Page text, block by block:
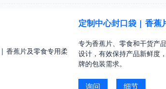
定制中心封口袋 | 香蕉
专为香蕉片、零食和干货产
设计，有效保持产品新鲜度
牌的包装需求。
询问 细节